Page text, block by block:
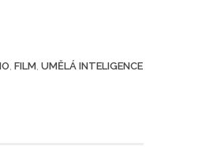
, FILM, UMĚLÁ INTELIGENCE